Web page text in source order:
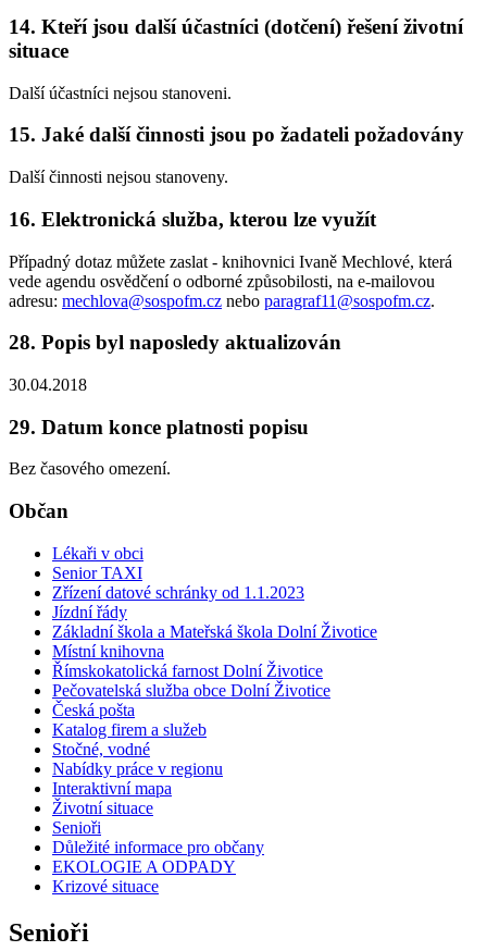
14. Kteří jsou další účastníci (dotčení) řešení životní
situace
Další účastníci nejsou stanoveni.
15. Jaké další činnosti jsou po žadateli požadovány
Další činnosti nejsou stanoveny.
16. Elektronická služba, kterou lze využít
Případný dotaz můžete zaslat - knihovnici Ivaně Mechlové, která
vede agendu osvědčení o odborné způsobilosti, na e-mailovou
adresu: mechlova@sospofm.cz nebo paragraf11@sospofm.cz.
28. Popis byl naposledy aktualizován
30.04.2018
29. Datum konce platnosti popisu
Bez časového omezení.
Občan
Lékaři v obci
Senior TAXI
Zřízení datové schránky od 1.1.2023
Jízdní řády
Základní škola a Mateřská škola Dolní Životice
Místní knihovna
Římskokatolická farnost Dolní Životice
Pečovatelská služba obce Dolní Životice
Česká pošta
Katalog firem a služeb
Stočné, vodné
Nabídky práce v regionu
Interaktivní mapa
Životní situace
Senioři
Důležité informace pro občany
EKOLOGIE A ODPADY
Krizové situace
Senioři